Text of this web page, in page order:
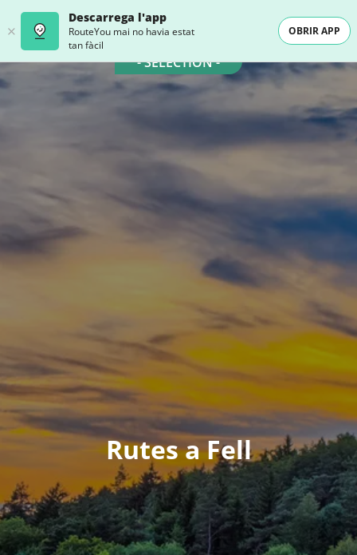
Descarrega l'app
RouteYou mai no havia estat
tan fàcil
OBRIR APP
- SELECTION -
Rutes a Fell